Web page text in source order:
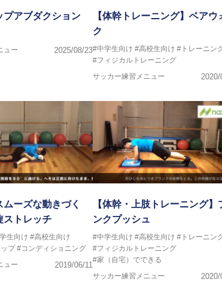
プアブダクション
ュー
2025/08/23
【体幹トレーニング】ベアウ
ク
#中学生向け #高校生向け #トレーニン
#フィジカルトレーニング
サッカー練習メニュー
ムーズな動きづく
ストレッチ
生向け #高校生向け
プ #コンディショニング
ュー
2019/06/11
【体幹・上肢トレーニング】
ンクプッシュ
#中学生向け #高校生向け #トレーニン
#フィジカルトレーニング
#家（自宅）でできる
サッカー練習メニュー
2020/